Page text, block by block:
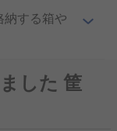
納する箱や
長があり
した 筐